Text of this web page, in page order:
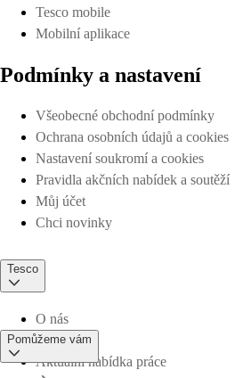
Tesco mobile
Mobilní aplikace
Podmínky a nastavení
Všeobecné obchodní podmínky
Ochrana osobních údajů a cookies
Nastavení soukromí a cookies
Pravidla akčních nabídek a soutěží
Můj účet
Chci novinky
Tesco
O nás
Aktuální nabídka práce
Pomůžeme vám